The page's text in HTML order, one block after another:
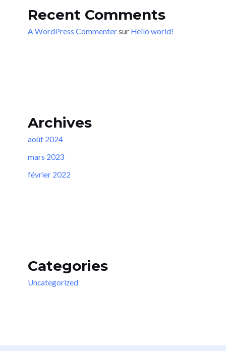
Recent Comments
A WordPress Commentersur Hello world!
Archives
août 2024
mars 2023
février 2022
Categories
Uncategorized